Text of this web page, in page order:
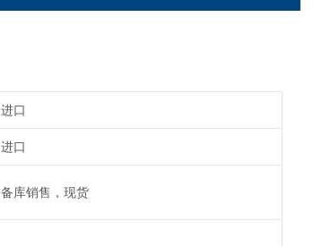
进口
进口
备库销售，现货